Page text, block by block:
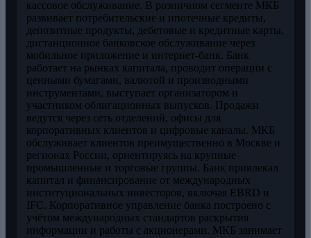
кассовое обслуживание. В розничном сегменте МКБ
развивает потребительские и ипотечные кредиты,
депозитные продукты, дебетовые и кредитные карты,
дистанционное банковское обслуживание через
мобильное приложение и интернет-банк. Банк
работает на рынках капитала, проводит операции с
ценными бумагами, валютой и производными
инструментами, выступает организатором и
участником облигационных выпусков. Продажи
ведутся через сеть отделений, офисы для
корпоративных клиентов и цифровые каналы. МКБ
обслуживает клиентов преимущественно в Москве и
регионах России, ориентируясь на крупные
промышленные и торговые группы. Банк привлекал
капитал и финансирование от международных
институциональных инвесторов, включая EBRD и
IFC. Корпоративное управление банка построено с
учётом международных стандартов раскрытия
информации и работы с акционерами. МКБ занимает